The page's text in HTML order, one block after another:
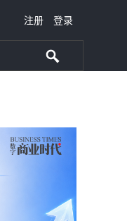
注册 登录